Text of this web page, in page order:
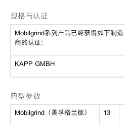
规格与认证
Mobilgrind系列产品已经获得如下制造
商的认证：
KAPP GMBH
典型参数
Mobilgrind（美孚格兰德） 13